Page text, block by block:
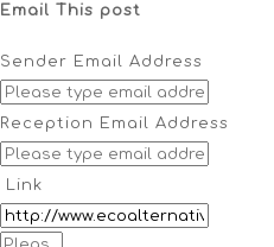
Email This post
Sender Email Address
Reception Email Address
Link